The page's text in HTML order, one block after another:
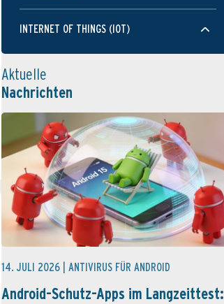
INTERNET OF THINGS (IOT)
Aktuelle
Nachrichten
14. JULI 2026 | ANTIVIRUS FÜR ANDROID
Android-Schutz-Apps im Langzeittest: